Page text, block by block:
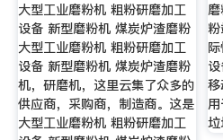
大型工业磨粉机 粗粉研磨加工
设备 新型磨粉机 煤炭炉渣磨粉
大型工业磨粉机 粗粉研磨加工
设备 新型磨粉机 煤炭炉渣磨粉
机，研磨机，这里云集了众多的
供应商，采购商，制造商。这是
大型工业磨粉机 粗粉研磨加工